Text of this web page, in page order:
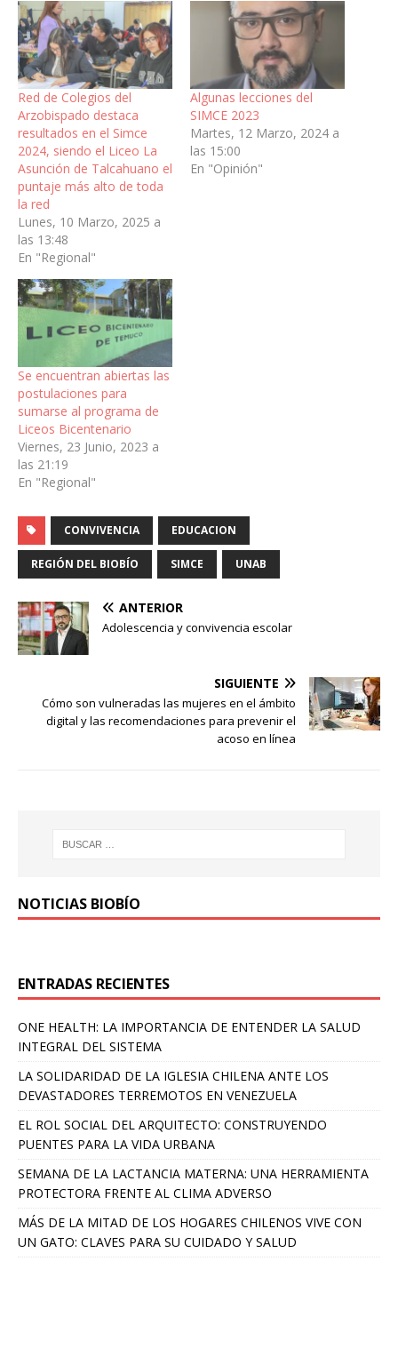
Red de Colegios del
Arzobispado destaca
resultados en el Simce
2024, siendo el Liceo La
Asunción de Talcahuano el
puntaje más alto de toda
la red
Lunes, 10 Marzo, 2025 a
las 13:48
En "Regional"
Algunas lecciones del
SIMCE 2023
Martes, 12 Marzo, 2024 a
las 15:00
En "Opinión"
Se encuentran abiertas las
postulaciones para
sumarse al programa de
Liceos Bicentenario
Viernes, 23 Junio, 2023 a
las 21:19
En "Regional"
CONVIVENCIA EDUCACION
REGIÓN DEL BIOBÍO SIMCE UNAB
ANTERIOR
Adolescencia y convivencia escolar
SIGUIENTE
Cómo son vulneradas las mujeres en el ámbito
digital y las recomendaciones para prevenir el
acoso en línea
NOTICIAS BIOBÍO
ENTRADAS RECIENTES
ONE HEALTH: LA IMPORTANCIA DE ENTENDER LA SALUD
INTEGRAL DEL SISTEMA
LA SOLIDARIDAD DE LA IGLESIA CHILENA ANTE LOS
DEVASTADORES TERREMOTOS EN VENEZUELA
EL ROL SOCIAL DEL ARQUITECTO: CONSTRUYENDO
PUENTES PARA LA VIDA URBANA
SEMANA DE LA LACTANCIA MATERNA: UNA HERRAMIENTA
PROTECTORA FRENTE AL CLIMA ADVERSO
MÁS DE LA MITAD DE LOS HOGARES CHILENOS VIVE CON
UN GATO: CLAVES PARA SU CUIDADO Y SALUD